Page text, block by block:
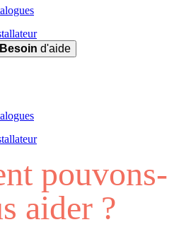
Besoin d'aide
pouvons-
aider ?